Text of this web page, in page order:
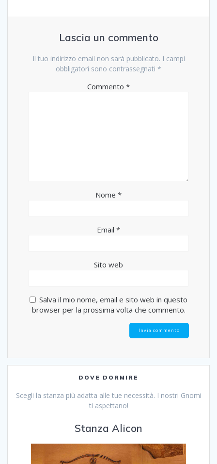
Lascia un commento
Il tuo indirizzo email non sarà pubblicato. I campi
obbligatori sono contrassegnati *
Commento *
Nome *
Email *
Sito web
Salva il mio nome, email e sito web in questo
browser per la prossima volta che commento.
DOVE DORMIRE
Scegli la stanza più adatta alle tue necessità. I nostri Gnomi
ti aspettano!
Stanza Alicon